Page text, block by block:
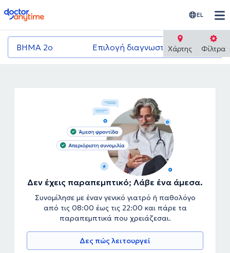
doctoranytime EL
ΒΗΜΑ 2ο Επιλογή διαγνωστικού κέντρου
Χάρτης Φίλτρα
Δεν έχεις παραπεμπτικό; Λάβε ένα άμεσα.
Συνομίλησε με έναν γενικό γιατρό ή παθολόγο
από τις 08:00 έως τις 22:00 και πάρε τα
παραπεμπτικά που χρειάζεσαι.
Δες πώς λειτουργεί